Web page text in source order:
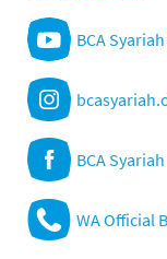
BCA
BCA Syariah
WA Official